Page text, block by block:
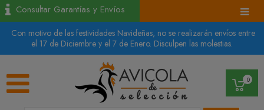
Con motivo de las festividades Navideñas, no se realizarán envíos entre
el 17 de Diciembre y el 7 de Enero. Disculpen las molestias.
0
Consultar Garantías y Envíos